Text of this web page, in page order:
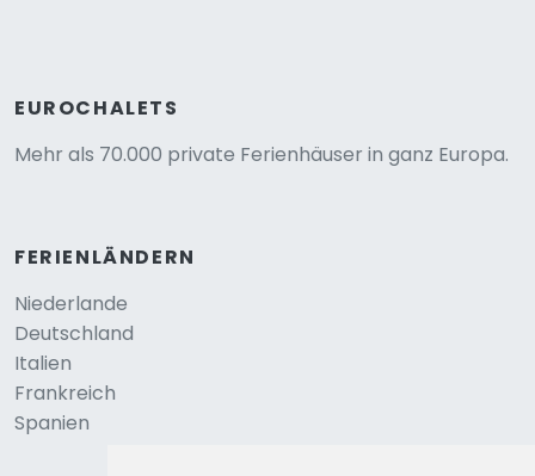
EUROCHALETS
Mehr als 70.000 private Ferienhäuser in ganz Europa.
FERIENLÄNDERN
Niederlande
Deutschland
Italien
Frankreich
Spanien